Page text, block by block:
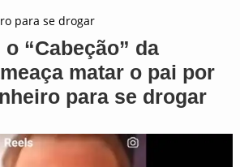
para se drogar
“Cabeção” da
matar o pai por
para se drogar